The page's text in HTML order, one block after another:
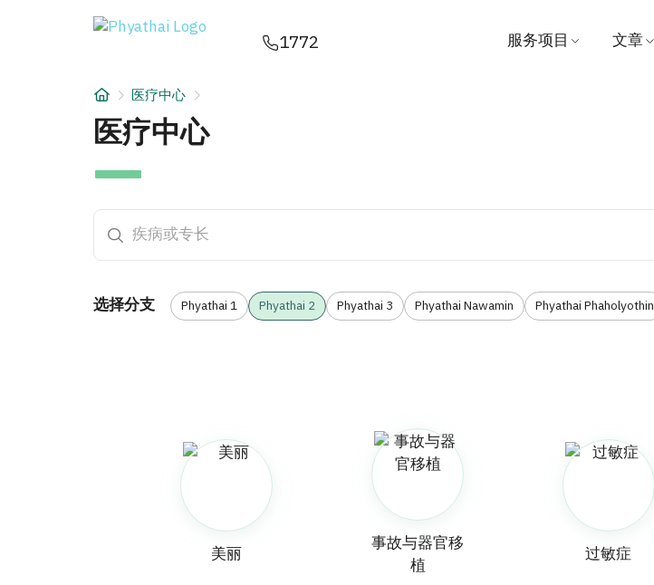
1772
服务项目
支付
文章
ไทย English
医院分院
医疗中心
医疗中心
医疗中心
选择分支 Phyathai 1 Phyathai 2 Phyathai 3 Phyathai Nawamin Phyathai Phaholyothin
美丽
事故与器官移
植
过敏症